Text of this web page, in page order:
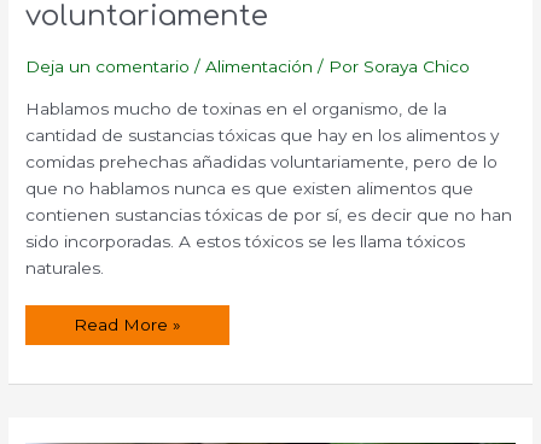
voluntariamente
Deja un comentario /Alimentación / Por Soraya Chico
Hablamos mucho de toxinas en el organismo, de la
cantidad de sustancias tóxicas que hay en los alimentos y
comidas prehechas añadidas voluntariamente, pero de lo
que no hablamos nunca es que existen alimentos que
contienen sustancias tóxicas de por sí, es decir que no han
sido incorporadas. A estos tóxicos se les llama tóxicos
naturales.
Toxinas
añadidas
Read More »